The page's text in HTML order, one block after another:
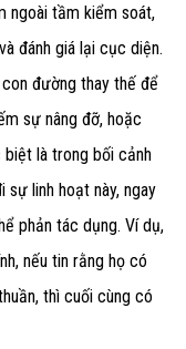
ngoài tầm kiểm soát,
đánh giá lại cục diện.
đường thay thế để
sự nâng đỡ, hoặc
là trong bối cảnh
linh hoạt này, ngay
phản tác dụng. Ví dụ,
nếu tin rằng họ có
thì cuối cùng có